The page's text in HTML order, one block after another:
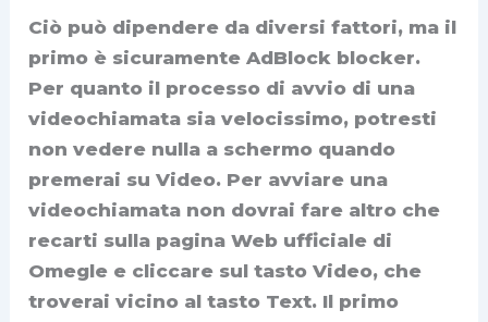
Ciò può dipendere da diversi fattori, ma il
primo è sicuramente AdBlock blocker.
Per quanto il processo di avvio di una
videochiamata sia velocissimo, potresti
non vedere nulla a schermo quando
premerai su Video. Per avviare una
videochiamata non dovrai fare altro che
recarti sulla pagina Web ufficiale di
Omegle e cliccare sul tasto Video, che
troverai vicino al tasto Text. Il primo